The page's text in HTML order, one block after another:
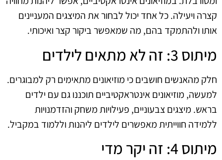
קצרה ויעילה. כל אחד יכול לבחור את המיצגים המעניינים
אותו ולהתמקד בהם, מה שמאפשר ביקור קצר ואיכותי.
מיתוס 3: זה לא מתאים לילדים
חלק מהאנשים חושבים כי מוזיאונים מתאימים רק למבוגרים.
למעשה, מוזיאונים אינטראקטיביים תוכננו גם עם ילדים
בראש. מיצגים צבעוניים, פעילויות משחק והזדמנויות
ללמידה חווייתית מאפשרים לילדים ליהנות וללמוד במקביל.
מיתוס 4: זה יקר מדי